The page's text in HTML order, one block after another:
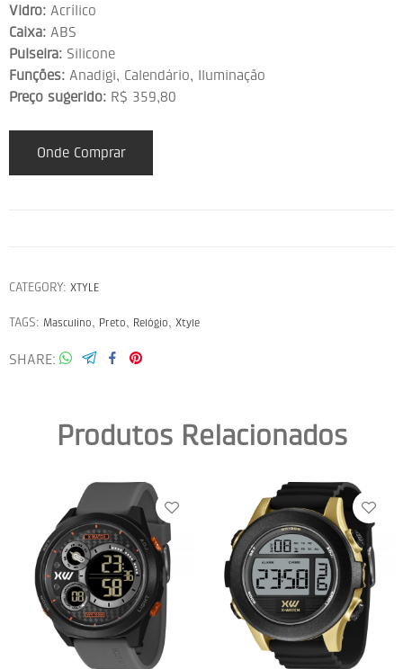
Vidro: Acrílico
Caixa: ABS
Pulseira: Silicone
Funções: Anadigi, Calendário, Iluminação
Preço sugerido: R$ 359,80
Onde Comprar
CATEGORY: XTYLE
TAGS: Masculino, Preto, Relógio, Xtyle
SHARE
Produtos Relacionados